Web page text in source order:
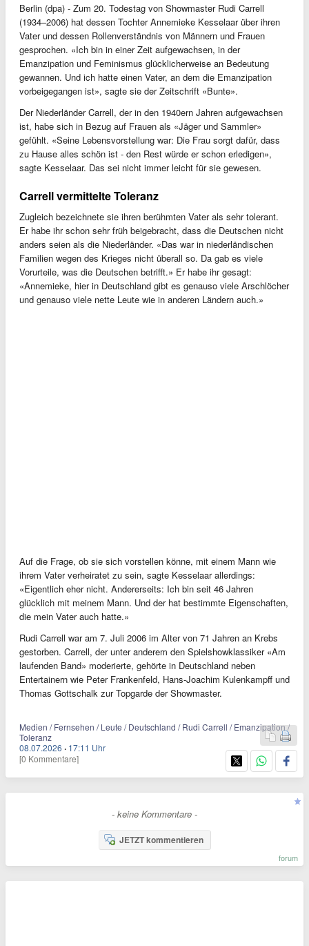
Berlin (dpa) - Zum 20. Todestag von Showmaster Rudi Carrell
(1934–2006) hat dessen Tochter Annemieke Kesselaar über ihren
Vater und dessen Rollenverständnis von Männern und Frauen
gesprochen. «Ich bin in einer Zeit aufgewachsen, in der
Emanzipation und Feminismus glücklicherweise an Bedeutung
gewannen. Und ich hatte einen Vater, an dem die Emanzipation
vorbeigegangen ist», sagte sie der Zeitschrift «Bunte».
Der Niederländer Carrell, der in den 1940ern Jahren aufgewachsen
ist, habe sich in Bezug auf Frauen als «Jäger und Sammler»
gefühlt. «Seine Lebensvorstellung war: Die Frau sorgt dafür, dass
zu Hause alles schön ist - den Rest würde er schon erledigen»,
sagte Kesselaar. Das sei nicht immer leicht für sie gewesen.
Carrell vermittelte Toleranz
Zugleich bezeichnete sie ihren berühmten Vater als sehr tolerant.
Er habe ihr schon sehr früh beigebracht, dass die Deutschen nicht
anders seien als die Niederländer. «Das war in niederländischen
Familien wegen des Krieges nicht überall so. Da gab es viele
Vorurteile, was die Deutschen betrifft.» Er habe ihr gesagt:
«Annemieke, hier in Deutschland gibt es genauso viele Arschlöcher
und genauso viele nette Leute wie in anderen Ländern auch.»
Auf die Frage, ob sie sich vorstellen könne, mit einem Mann wie
ihrem Vater verheiratet zu sein, sagte Kesselaar allerdings:
«Eigentlich eher nicht. Andererseits: Ich bin seit 46 Jahren
glücklich mit meinem Mann. Und der hat bestimmte Eigenschaften,
die mein Vater auch hatte.»
Rudi Carrell war am 7. Juli 2006 im Alter von 71 Jahren an Krebs
gestorben. Carrell, der unter anderem den Spielshowklassiker «Am
laufenden Band» moderierte, gehörte in Deutschland neben
Entertainern wie Peter Frankenfeld, Hans-Joachim Kulenkampff und
Thomas Gottschalk zur Topgarde der Showmaster.
Medien / Fernsehen / Leute / Deutschland / Rudi Carrell / Emanzipation /
Toleranz
08.07.2026 · 17:11 Uhr
[0 Kommentare]
- keine Kommentare -
JETZT kommentieren
forum